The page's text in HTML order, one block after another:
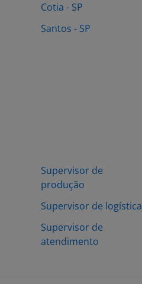
Cotia - SP
Santos - SP
Supervisor de
produção
Supervisor de logística
Supervisor de
atendimento